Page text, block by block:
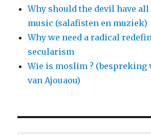
Why should the devil have all
music (salafisten en muziek)
Why we need a radical
secularism
Wie is moslim ? (bespreking
van Ajouaou)